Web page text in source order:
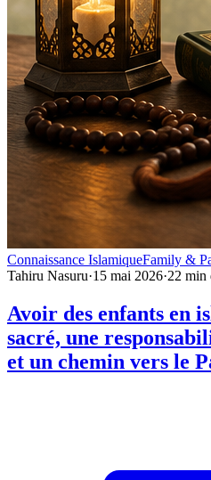
Connaissance IslamiqueFamily &
Tahiru Nasuru·15 mai 2026·22 min
Avoir des enfants en
sacré, une
et un chemin vers le